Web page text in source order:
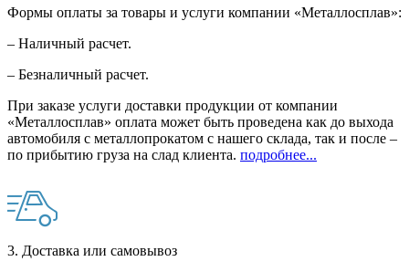
Формы оплаты за товары и услуги компании «Металлосплав»:
– Наличный расчет.
– Безналичный расчет.
При заказе услуги доставки продукции от компании
«Металлосплав» оплата может быть проведена как до выхода
автомобиля с металлопрокатом с нашего склада, так и после –
по прибытию груза на слад клиента. подробнее...
3. Доставка или самовывоз